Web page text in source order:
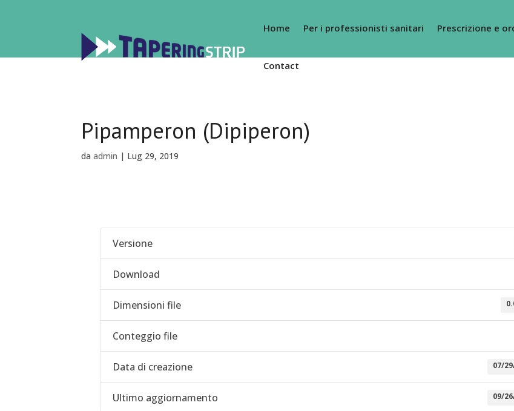
Home Per i professionisti sanitari Prescrizione e
Contact
Pipamperon (Dipiperon)
daadmin | Lug 29, 2019
Versione
Download
Dimensioni file
Conteggio file
Data di creazione 07/
Ultimo aggiornamento 09/